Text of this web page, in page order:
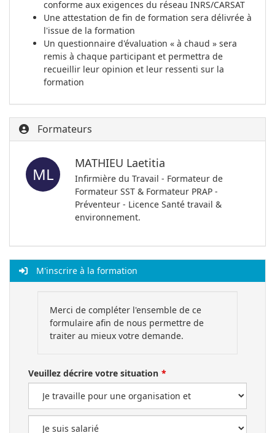
conforme aux exigences du réseau INRS/CARSAT
Une attestation de fin de formation sera délivrée à
l'issue de la formation
Un questionnaire d'évaluation « à chaud » sera
remis à chaque participant et permettra de
recueillir leur opinion et leur ressenti sur la
formation
Formateurs
ML
MATHIEU Laetitia
Infirmière du Travail - Formateur de
Formateur SST & Formateur PRAP -
Préventeur - Licence Santé travail &
environnement.
M'inscrire à la formation
Merci de compléter l'ensemble de ce
formulaire afin de nous permettre de
traiter au mieux votre demande.
Veuillez décrire votre situation